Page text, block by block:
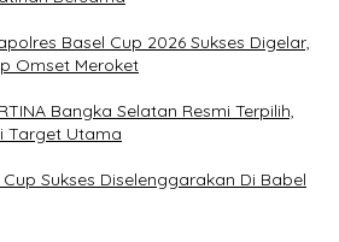
Basel Cup 2026 Sukses Digelar,
Omset Meroket
Bangka Selatan Resmi Terpilih,
Target Utama
Sukses Diselenggarakan Di Babel